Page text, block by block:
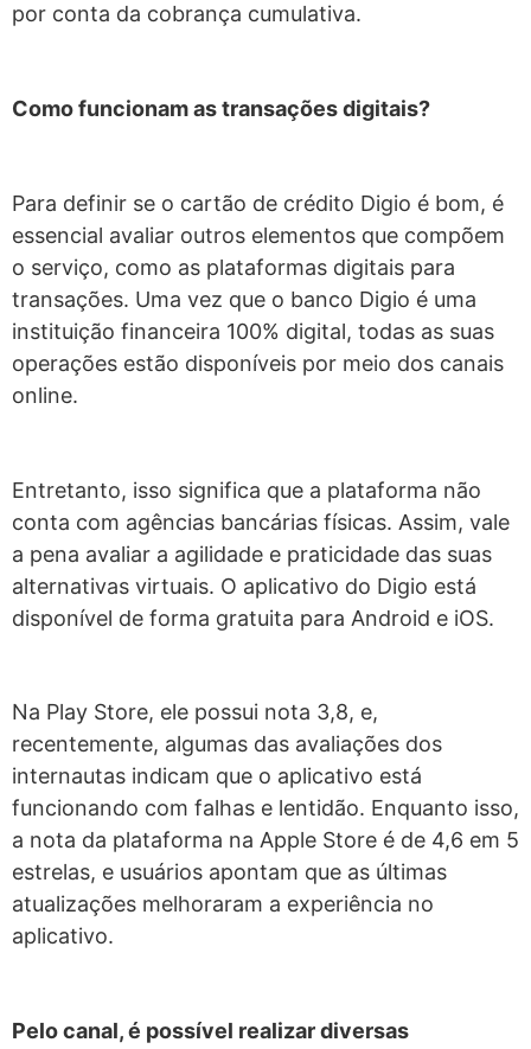
por conta da cobrança cumulativa.
Como funcionam as transações digitais?
Para definir se o cartão de crédito Digio é bom, é
essencial avaliar outros elementos que compõem
o serviço, como as plataformas digitais para
transações. Uma vez que o banco Digio é uma
instituição financeira 100% digital, todas as suas
operações estão disponíveis por meio dos canais
online.
Entretanto, isso significa que a plataforma não
conta com agências bancárias físicas. Assim, vale
a pena avaliar a agilidade e praticidade das suas
alternativas virtuais. O aplicativo do Digio está
disponível de forma gratuita para Android e iOS.
Na Play Store, ele possui nota 3,8, e,
recentemente, algumas das avaliações dos
internautas indicam que o aplicativo está
funcionando com falhas e lentidão. Enquanto isso,
a nota da plataforma na Apple Store é de 4,6 em 5
estrelas, e usuários apontam que as últimas
atualizações melhoraram a experiência no
aplicativo.
Pelo canal, é possível realizar diversas